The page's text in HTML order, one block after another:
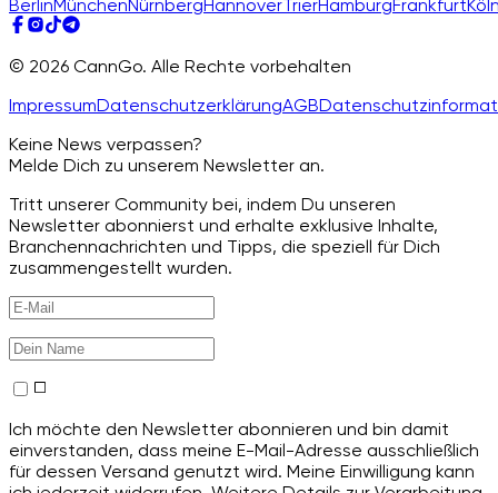
BerlinMünchenNürnbergHannoverTrierHamburgFrankfurt
© 2026 CannGo. Alle Rechte vorbehalten
ImpressumDatenschutzerklärungAGB
Keine News verpassen?
Melde Dich zu unserem Newsletter an.
Tritt unserer Community bei, indem Du unseren
Newsletter abonnierst und erhalte exklusive Inhalte,
Branchennachrichten und Tipps, die speziell für Dich
zusammengestellt wurden.
Ich möchte den Newsletter abonnieren und bin damit
einverstanden, dass meine E-Mail-Adresse ausschließlich
für dessen Versand genutzt wird. Meine Einwilligung kann